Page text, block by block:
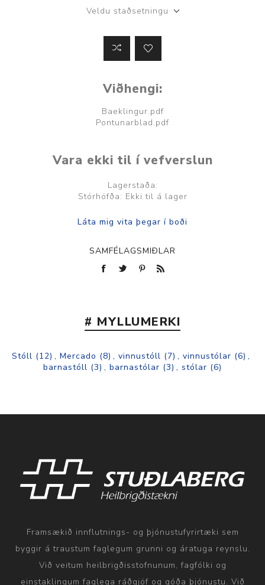
Veldu staðsetningu
Viðhengi:
Baeklingur.pdf
Pontunarblad.pdf
Vara ekki til í vefverslun
Lagerstaða:
Stórhöfða: Ekki til á lager
SAMFÉLAGSMIÐLAR
# MYLLUMERKI
Stóll (12) , Mercado (8) , vinnustóll (7) , vinnustólar (6) ,
barnastóll (3) , barnastólar (3) , stólar (6)
Framsækið innflutnings- og þjónustufyrirtæki sem
byggir á traustum faglegum grunni og áratuga reynslu.
Við veitum heilbrigðisstofnunum, fagfólki og
einstaklingum faglega ráðgjöf og góða þjónustu. Við